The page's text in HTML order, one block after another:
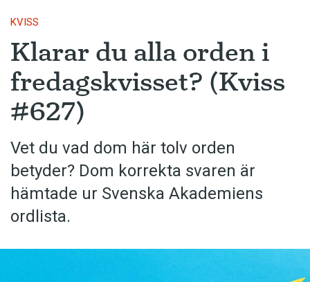
KVISS
Klarar du alla orden i
fredagskvisset? (Kviss
#627)
Vet du vad dom här tolv orden
betyder? Dom korrekta svaren är
hämtade ur Svenska Akademiens
ordlista.